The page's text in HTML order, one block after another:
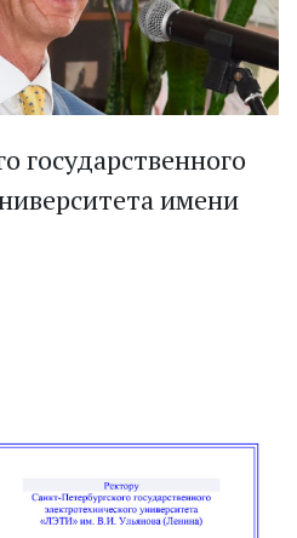
государственного
имени